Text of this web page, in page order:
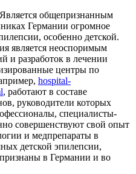
общепризнанным
Германии огромное
особенно детской.
является неоспоримым
и разработок в лечении
центры по
hospital-
, работают в составе
руководители которых
специалисты-
совершенствуют свой опыт
и медпрепараты в
детской эпилепсии,
в Германии и во